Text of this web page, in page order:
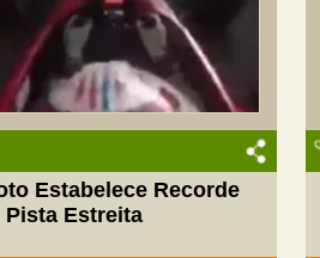
Estabelece Recorde
Pista Estreita